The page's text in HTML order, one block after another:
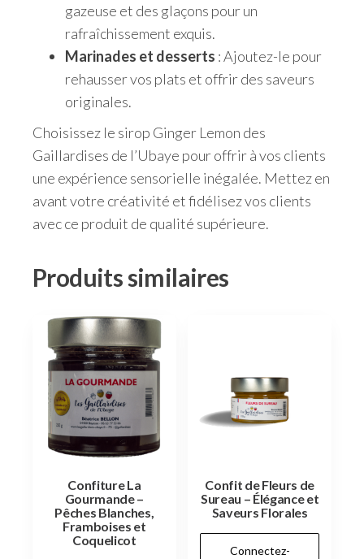
gazeuse et des glaçons pour un
rafraîchissement exquis.
Marinades et desserts : Ajoutez-le pour
rehausser vos plats et offrir des saveurs
originales.
Choisissez le sirop Ginger Lemon des
Gaillardises de l’Ubaye pour offrir à vos clients
une expérience sensorielle inégalée. Mettez en
avant votre créativité et fidélisez vos clients
avec ce produit de qualité supérieure.
Produits similaires
Confiture La
Gourmande –
Pêches Blanches,
Framboises et
Coquelicot
Confit de Fleurs de
Sureau – Élégance et
Saveurs Florales
Connectez-